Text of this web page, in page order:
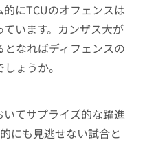
にTCUのオフェンスは
います。カンザス大が
なればディフェンスの
ょうか。
てサプライズ的な躍進
にも見逃せない試合と